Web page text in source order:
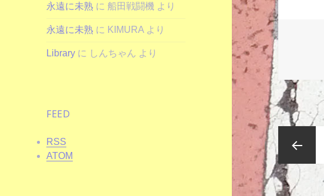
永遠に未熟 に船田戦闘機 より
永遠に未熟 に KIMURA より
Library に しんちゃん より
FEED
RSS
ATOM
稿
の
ペ
前のペ